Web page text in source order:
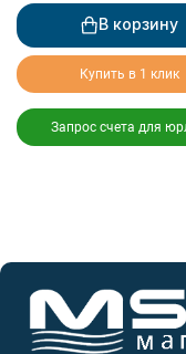
В корзину
Купить в 1 клик
Запрос счета для